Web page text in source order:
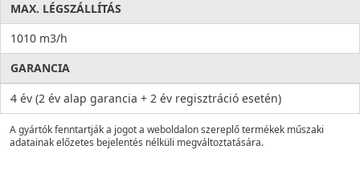
MAX. LÉGSZÁLLÍTÁS
1010 m3/h
GARANCIA
4 év (2 év alap garancia + 2 év regisztráció esetén)
A gyártók fenntartják a jogot a weboldalon szereplő termékek műszaki
adatainak előzetes bejelentés nélküli megváltoztatására.